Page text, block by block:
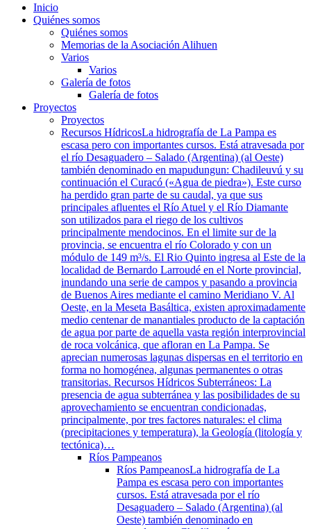
Inicio
Quiénes somos
Quiénes somos
Memorias de la Asociación Alihuen
Varios
Varios
Galería de fotos
Galería de fotos
Proyectos
Proyectos
Recursos HídricosLa hidrografía de La Pampa es
escasa pero con importantes cursos. Está atravesada por
el río Desaguadero – Salado (Argentina) (al Oeste)
también denominado en mapudungun: Chadileuvú y su
continuación el Curacó («Agua de piedra»). Este curso
ha perdido gran parte de su caudal, ya que sus
principales afluentes el Río Atuel y el Río Diamante
son utilizados para el riego de los cultivos
principalmente mendocinos. En el limite sur de la
provincia, se encuentra el río Colorado y con un
módulo de 149 m³/s. El Rio Quinto ingresa al Este de la
localidad de Bernardo Larroudé en el Norte provincial,
inundando una serie de campos y pasando a provincia
de Buenos Aires mediante el camino Meridiano V. Al
Oeste, en la Meseta Basáltica, existen aproximadamente
medio centenar de manantiales producto de la captación
de agua por parte de aquella vasta región interprovincial
de roca volcánica, que afloran en La Pampa. Se
aprecian numerosas lagunas dispersas en el territorio en
forma no homogénea, algunas permanentes o otras
transitorias. Recursos Hídricos Subterráneos: La
presencia de agua subterránea y las posibilidades de su
aprovechamiento se encuentran condicionadas,
principalmente, por tres factores naturales: el clima
(precipitaciones y temperatura), la Geología (litología y
tectónica)…
Ríos Pampeanos
Ríos PampeanosLa hidrografía de La
Pampa es escasa pero con importantes
cursos. Está atravesada por el río
Desaguadero – Salado (Argentina) (al
Oeste) también denominado en